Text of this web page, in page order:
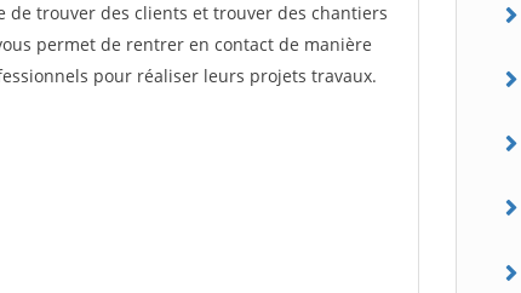
trouver des clients et trouver des chantiers
permet de rentrer en contact de manière
pour réaliser leurs projets travaux.